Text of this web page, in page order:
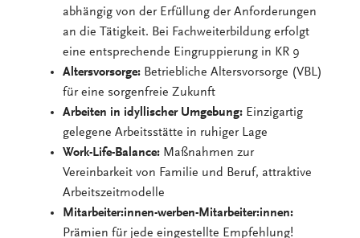
abhängig von der Erfüllung der Anforderungen
an die Tätigkeit. Bei Fachweiterbildung erfolgt
eine entsprechende Eingruppierung in KR 9
Altersvorsorge: Betriebliche Altersvorsorge (VBL)
für eine sorgenfreie Zukunft
Arbeiten in idyllischer Umgebung: Einzigartig
gelegene Arbeitsstätte in ruhiger Lage
Work-Life-Balance: Maßnahmen zur
Vereinbarkeit von Familie und Beruf, attraktive
Arbeitszeitmodelle
Mitarbeiter:innen-werben-Mitarbeiter:innen:
Prämien für jede eingestellte Empfehlung!